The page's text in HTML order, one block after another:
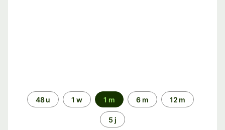
Periode48 u 1 w 1 m 6 m 12 m
5 j